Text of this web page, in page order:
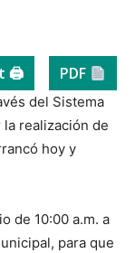
🖨 PDF
del Sistema
realización de
hoy y
de 10:00 a.m. a
para que